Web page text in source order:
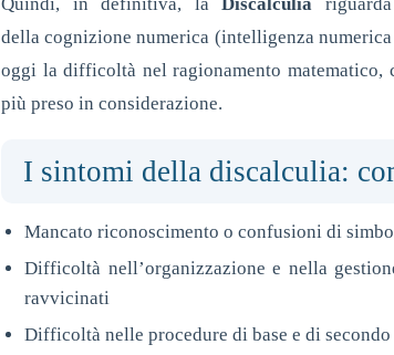
Quindi, in definitiva, laDiscalculia
della cognizione numerica (intelligenza
oggi la difficoltà nel ragionamento matematico,
più preso in considerazione.
I sintomi della discalculia:
Mancato riconoscimento o confusioni di
Difficoltà nell’organizzazione e nella
ravvicinati
Difficoltà nelle procedure di base e di